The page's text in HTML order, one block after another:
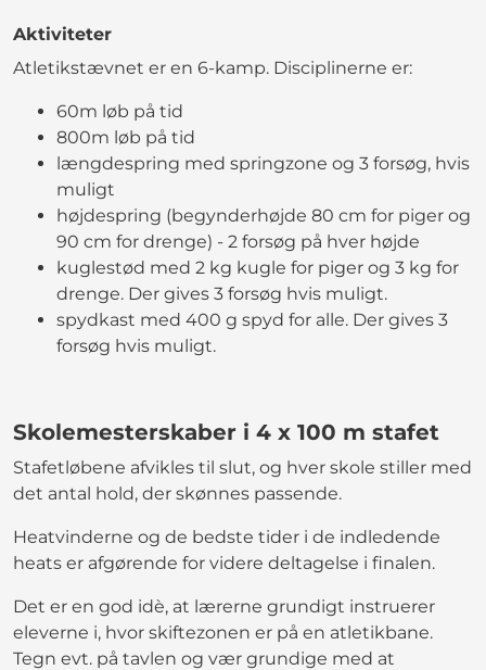
Aktiviteter
Atletikstævnet er en 6-kamp. Disciplinerne er:
60m løb på tid
800m løb på tid
længdespring med springzone og 3 forsøg, hvis
muligt
højdespring (begynderhøjde 80 cm for piger og
90 cm for drenge) - 2 forsøg på hver højde
kuglestød med 2 kg kugle for piger og 3 kg for
drenge. Der gives 3 forsøg hvis muligt.
spydkast med 400 g spyd for alle. Der gives 3
forsøg hvis muligt.
Skolemesterskaber i 4 x 100 m stafet
Stafetløbene afvikles til slut, og hver skole stiller med
det antal hold, der skønnes passende.
Heatvinderne og de bedste tider i de indledende
heats er afgørende for videre deltagelse i finalen.
Det er en god idè, at lærerne grundigt instruerer
eleverne i, hvor skiftezonen er på en atletikbane.
Tegn evt. på tavlen og vær grundige med at